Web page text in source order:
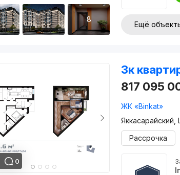
8
Ещё
0
3к
817 095
ЖК «Binkat»
Рассрочка